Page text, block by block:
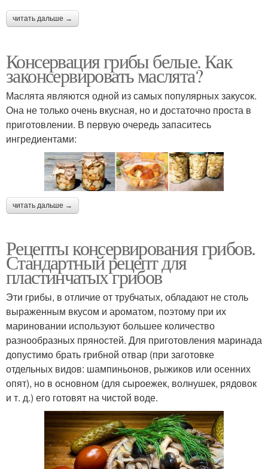
читать дальше →
Консервация грибы белые. Как
законсервировать маслята?
Маслята являются одной из самых популярных закусок.
Она не только очень вкусная, но и достаточно проста в
приготовлении. В первую очередь запаситесь
ингредиентами:
читать дальше →
Рецепты консервирования грибов.
Стандартный рецепт для
пластинчатых грибов
Эти грибы, в отличие от трубчатых, обладают не столь
выраженным вкусом и ароматом, поэтому при их
мариновании используют большее количество
разнообразных пряностей. Для приготовления маринада
допустимо брать грибной отвар (при заготовке
отдельных видов: шампиньонов, рыжиков или осенних
опят), но в основном (для сыроежек, волнушек, рядовок
и т. д.) его готовят на чистой воде.